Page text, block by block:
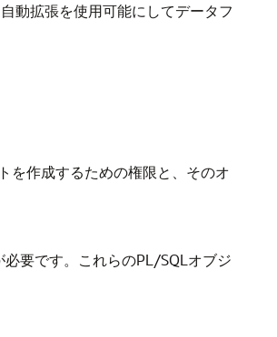
動拡張を使用可能にしてデータフ
を作成するための権限と、そのオ
要です。これらのPL/SQLオブジ